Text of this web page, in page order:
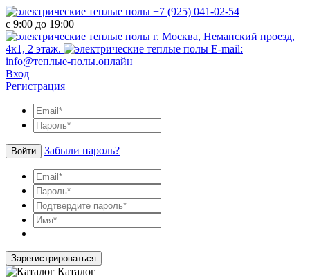
+7 (925) 041-02-54
с 9:00 до 19:00
г. Москва, Неманский проезд,
4к1, 2 этаж.
E-mail:
info@теплые-полы.онлайн
Вход
Регистрация
Войти Забыли пароль?
Зарегистрироваться
Каталог